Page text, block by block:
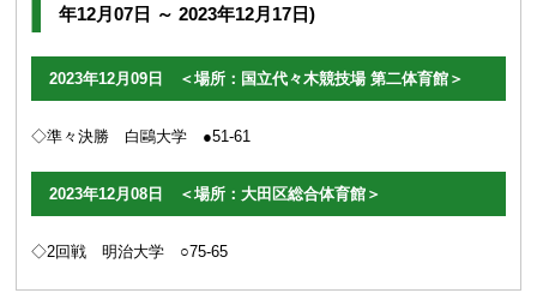
年12月07日 ～ 2023年12月17日)
2023年12月09日 ＜場所：国立代々木競技場 第二体育館＞
◇準々決勝 白鷗大学 ●51-61
2023年12月08日 ＜場所：大田区総合体育館＞
◇2回戦 明治大学 ○75-65